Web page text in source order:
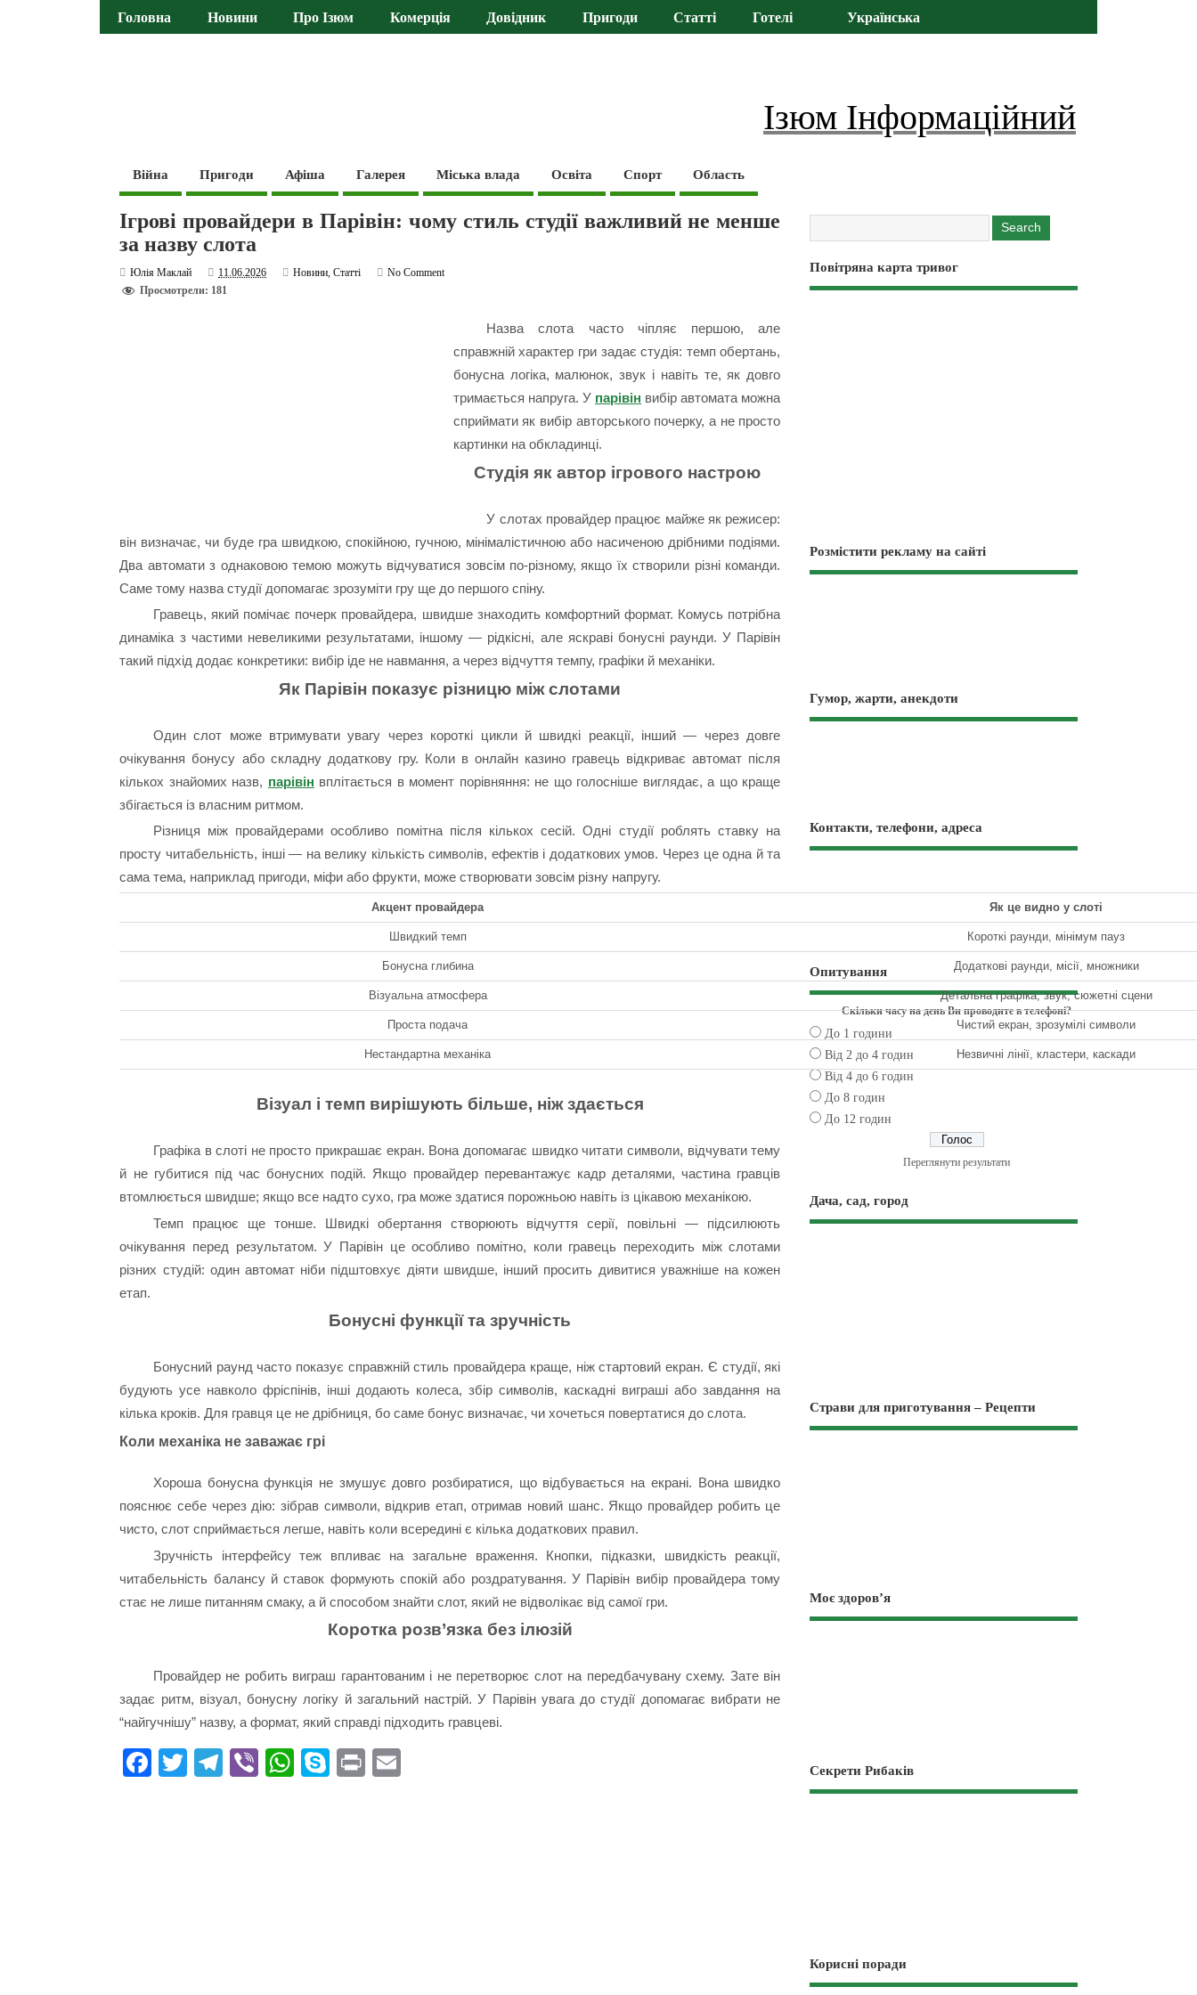
Головна Новини Про Ізюм Комерція Довідник Пригоди Статті Готелі Українська
Ізюм Інформаційний
Війна Пригоди Афіша Галерея Міська влада Освіта Спорт Область
Ігрові провайдери в Парівін: чому стиль студії важливий не менше
за назву слота
Юлія Маклай 11.06.2026 Новини,Статті
No Comment
Просмотрели: 181
Назва слота часто чіпляє першою, але
справжній характер гри задає студія: темп обертань,
бонусна логіка, малюнок, звук і навіть те, як довго
тримається напруга. У парівін вибір автомата можна
сприймати як вибір авторського почерку, а не просто
картинки на обкладинці.
Студія як автор ігрового настрою
У слотах провайдер працює майже як режисер:
він визначає, чи буде гра швидкою, спокійною, гучною, мінімалістичною або насиченою дрібними подіями.
Два автомати з однаковою темою можуть відчуватися зовсім по-різному, якщо їх створили різні команди.
Саме тому назва студії допомагає зрозуміти гру ще до першого спіну.
Гравець, який помічає почерк провайдера, швидше знаходить комфортний формат. Комусь потрібна
динаміка з частими невеликими результатами, іншому — рідкісні, але яскраві бонусні раунди. У Парівін
такий підхід додає конкретики: вибір іде не навмання, а через відчуття темпу, графіки й механіки.
Як Парівін показує різницю між слотами
Один слот може втримувати увагу через короткі цикли й швидкі реакції, інший — через довге
очікування бонусу або складну додаткову гру. Коли в онлайн казино гравець відкриває автомат після
кількох знайомих назв, парівін вплітається в момент порівняння: не що голосніше виглядає, а що краще
збігається із власним ритмом.
Різниця між провайдерами особливо помітна після кількох сесій. Одні студії роблять ставку на
просту читабельність, інші — на велику кількість символів, ефектів і додаткових умов. Через це одна й та
сама тема, наприклад пригоди, міфи або фрукти, може створювати зовсім різну напругу.
Акцент провайдера Як це видно у слоті
Швидкий темп Короткі раунди, мінімум пауз
Бонусна глибина Додаткові раунди, місії, множники
Візуальна атмосфера Детальна графіка, звук, сюжетні сцени
Проста подача Чистий екран, зрозумілі символи
Нестандартна механіка Незвичні лінії, кластери, каскади
Візуал і темп вирішують більше, ніж здається
Графіка в слоті не просто прикрашає екран. Вона допомагає швидко читати символи, відчувати тему
й не губитися під час бонусних подій. Якщо провайдер перевантажує кадр деталями, частина гравців
втомлюється швидше; якщо все надто сухо, гра може здатися порожньою навіть із цікавою механікою.
Темп працює ще тонше. Швидкі обертання створюють відчуття серії, повільні — підсилюють
очікування перед результатом. У Парівін це особливо помітно, коли гравець переходить між слотами
різних студій: один автомат ніби підштовхує діяти швидше, інший просить дивитися уважніше на кожен
етап.
Бонусні функції та зручність
Бонусний раунд часто показує справжній стиль провайдера краще, ніж стартовий екран. Є студії, які
будують усе навколо фріспінів, інші додають колеса, збір символів, каскадні виграші або завдання на
кілька кроків. Для гравця це не дрібниця, бо саме бонус визначає, чи хочеться повертатися до слота.
Коли механіка не заважає грі
Хороша бонусна функція не змушує довго розбиратися, що відбувається на екрані. Вона швидко
пояснює себе через дію: зібрав символи, відкрив етап, отримав новий шанс. Якщо провайдер робить це
чисто, слот сприймається легше, навіть коли всередині є кілька додаткових правил.
Зручність інтерфейсу теж впливає на загальне враження. Кнопки, підказки, швидкість реакції,
читабельність балансу й ставок формують спокій або роздратування. У Парівін вибір провайдера тому
стає не лише питанням смаку, а й способом знайти слот, який не відволікає від самої гри.
Коротка розв’язка без ілюзій
Провайдер не робить виграш гарантованим і не перетворює слот на передбачувану схему. Зате він
задає ритм, візуал, бонусну логіку й загальний настрій. У Парівін увага до студії допомагає вибрати не
“найгучнішу” назву, а формат, який справді підходить гравцеві.
Fa T
Te Vi
W
S
Pr
Повітряна карта тривог
Розмістити рекламу на сайті
Гумор, жарти, анекдоти
Контакти, телефони, адреса
Опитування
Скільки часу на день Ви проводите в телефоні?
До 1 години
Від 2 до 4 годин
Від 4 до 6 годин
До 8 годин
До 12 годин
Переглянути результати
Дача, сад, город
Страви для приготування – Рецепти
Моє здоров’я
Секрети Рибаків
Корисні поради